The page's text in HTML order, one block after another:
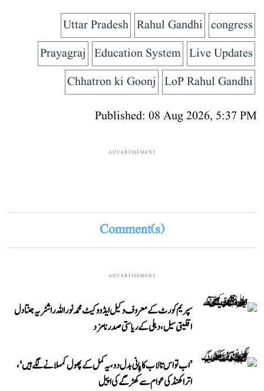
congress
Rahul Gandhi
Uttar Pradesh
Live Updates
Education System
Prayagraj
LoP Rahul Gandhi
Chhatron ki Goonj
Published: 08 Aug 2026, 5:37 PM
ADVERTISEMENT
Comment(s)
ADVERTISEMENT
سپریم کورٹ کے معروف وکیل ایڈووکیٹ محمد نور اللہ راشٹریہ جنتا دل
اقلیتی سیل، دہلی کے ریاستی صدر نامزد
’اب تو اس تالاب کا پانی بدل دو، یہ کمل کے پھول کمہلانے لگے ہیں‘،
اتراکھنڈ کی عوام سے کھڑگے کی اپیل